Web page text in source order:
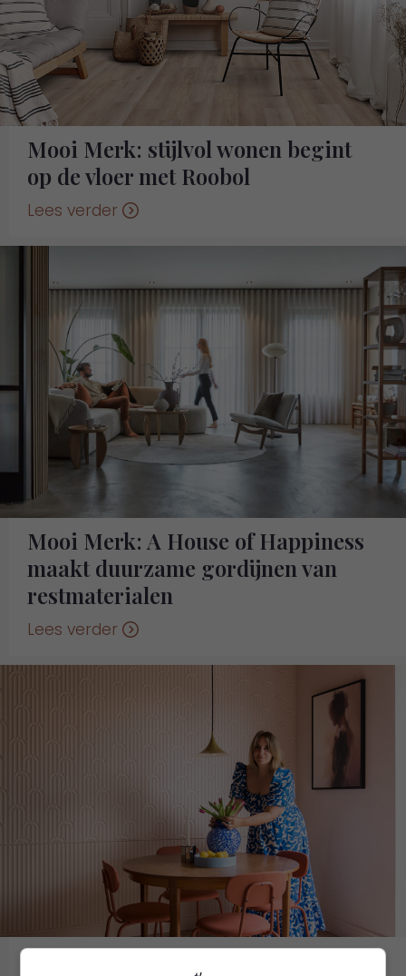
Mooi Merk: stijlvol wonen begint
op de vloer met Roobol
Lees verder
Mooi Merk: A House of Happiness
maakt duurzame gordijnen van
restmaterialen
Lees verder